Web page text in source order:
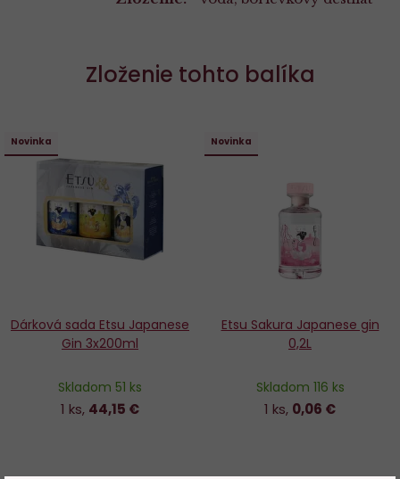
Zloženie tohto balíka
Novinka
Dárková sada Etsu Japanese
Gin 3x200ml
Skladom 51 ks
1 ks, 44,15 €
Novinka
Etsu Sakura Japanese gin
0,2L
Skladom 116 ks
1 ks, 0,06 €